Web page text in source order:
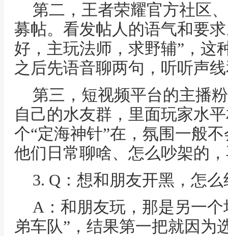
第二，王者荣耀官方社区
募帖。看发帖人的语气和要
好，主玩法师，求野辅”，这
之后先语音聊两句，听听声
第三，短视频平台的主播
自己的水友群，里面玩家水
个“定海神针”在，氛围一般
他们日常聊啥、怎么吵架的
3. Q：想和朋友开黑，怎
A：和朋友玩，那是另一
弟车队”，结果第一把就因为